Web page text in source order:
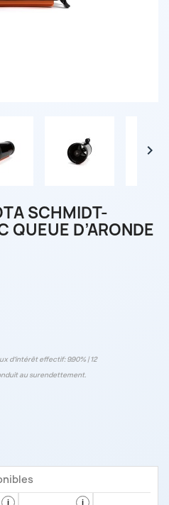

SCHMIDT-
QUEUE D’ARONDE
d‘intérêt effectif: 9.90% | 12
au surendettement.
i i